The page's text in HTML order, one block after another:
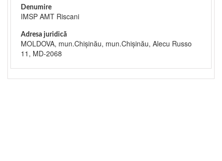
Denumire
IMSP AMT Riscani
Adresa juridică
MOLDOVA, mun.Chişinău, mun.Chişinău, Alecu Russo
11, MD-2068